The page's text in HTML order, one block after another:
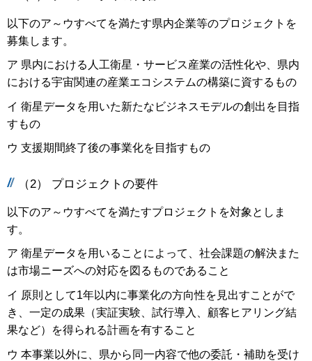
以下のア～ウすべてを満たす県内企業等のプロジェクトを
募集します。
ア 県内における人工衛星・サービス産業の活性化や、県内
における宇宙関連の産業エコシステムの構築に資するもの
イ 衛星データを用いた新たなビジネスモデルの創出を目指
すもの
ウ 支援期間終了後の事業化を目指すもの
（2） プロジェクトの要件
以下のア～ウすべてを満たすプロジェクトを対象としま
す。
ア 衛星データを用いることによって、社会課題の解決また
は市場ニーズへの対応を図るものであること
イ 原則として1年以内に事業化の方向性を見出すことがで
き、一定の成果（実証実験、試行導入、顧客ヒアリング結
果など）を得られる計画を有すること
ウ 本事業以外に、県から同一内容で他の委託・補助を受け